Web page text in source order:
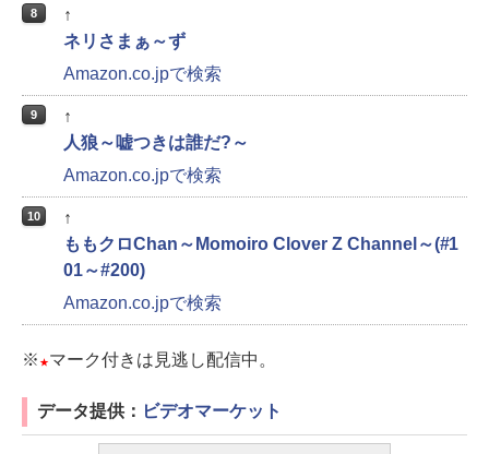
8
↑
ネリさまぁ～ず
Amazon.co.jpで検索
9
↑
人狼～嘘つきは誰だ?～
Amazon.co.jpで検索
10
↑
ももクロChan～Momoiro Clover Z Channel～(#1
01～#200)
Amazon.co.jpで検索
※ ★ マーク付きは見逃し配信中。
データ提供： ビデオマーケット